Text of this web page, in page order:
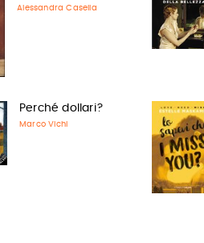
Alessandra Casella
Perché dollari?
Marco Vichi